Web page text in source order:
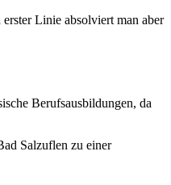
Linie absolviert man aber
Berufsausbildungen, da
Salzuflen zu einer